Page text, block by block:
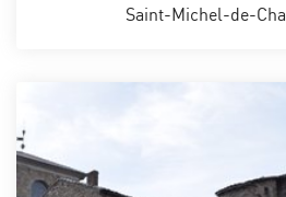
Saint-Michel-de-